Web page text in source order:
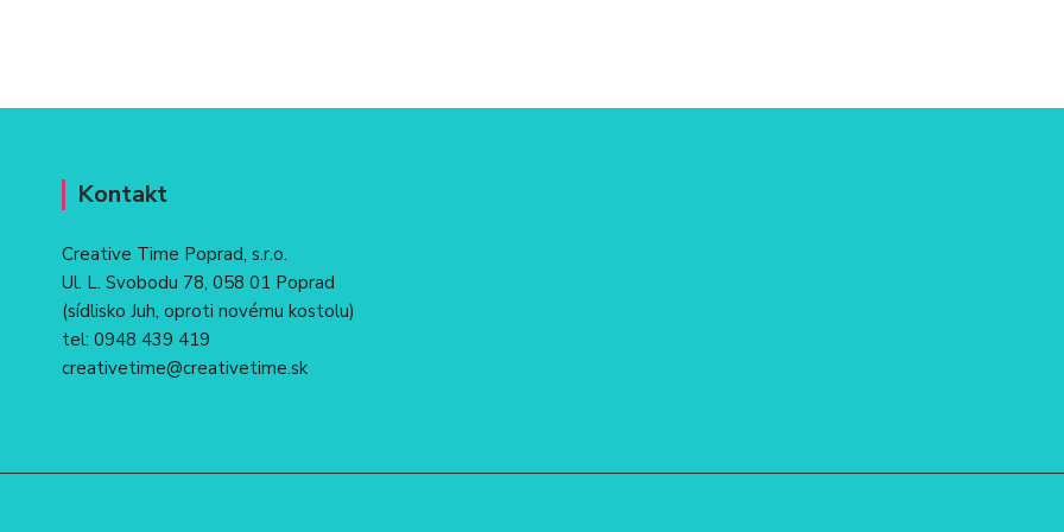
Kontakt
Creative Time Poprad, s.r.o.
Ul. L. Svobodu 78, 058 01 Poprad
(sídlisko Juh, oproti novému kostolu)
tel: 0948 439 419
creativetime@creativetime.sk